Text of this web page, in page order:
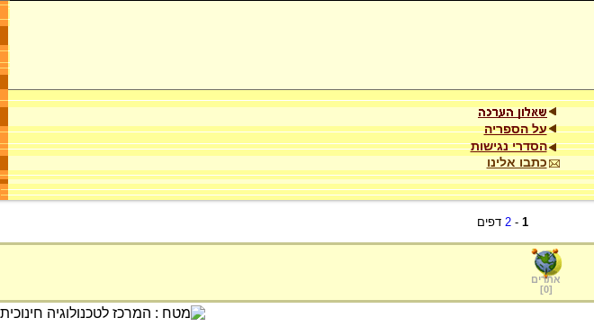
על הספריה
הסדרי נגישות
כתבו אלינו
1
-
2 דפים
אתרים
[
0
]